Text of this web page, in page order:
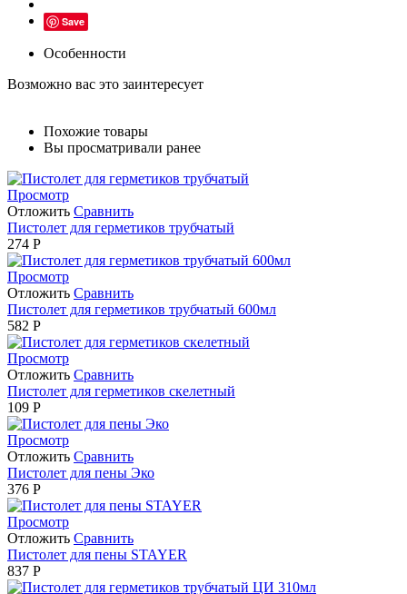
Save
Особенности
Возможно вас это заинтересует
Похожие товары
Вы просматривали ранее
Просмотр
Отложить Сравнить
Пистолет для герметиков трубчатый
274 Р
Просмотр
Отложить Сравнить
Пистолет для герметиков трубчатый 600мл
582 Р
Просмотр
Отложить Сравнить
Пистолет для герметиков скелетный
109 Р
Просмотр
Отложить Сравнить
Пистолет для пены Эко
376 Р
Просмотр
Отложить Сравнить
Пистолет для пены STAYER
837 Р